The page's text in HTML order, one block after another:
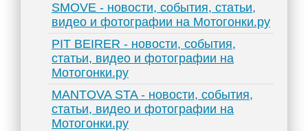
SMOVE - новости, события, статьи,
видео и фотографии на Мотогонки.ру
PIT BEIRER - новости, события,
статьи, видео и фотографии на
Мотогонки.ру
MANTOVA STA - новости, события,
статьи, видео и фотографии на
Мотогонки.ру